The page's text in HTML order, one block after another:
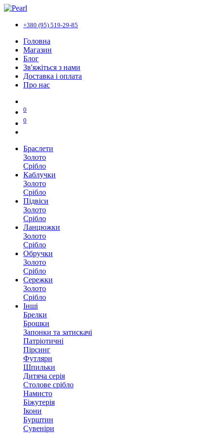
+380 (95) 519-29-85
Головна
Магазин
Блог
Зв'яжіться з нами
Доставка і оплата
Про нас
0
0
Браслети
Золото
Срібло
Каблучки
Золото
Срібло
Підвіси
Золото
Срібло
Ланцюжки
Золото
Срібло
Обручки
Золото
Срібло
Сережки
Золото
Срібло
Інші
Брелки
Брошки
Запонки та затискачі
Патріотичні
Пірсинг
Футляри
Шпильки
Дитяча серія
Столове срібло
Намисто
Біжутерія
Ікони
Бурштин
Сувеніри